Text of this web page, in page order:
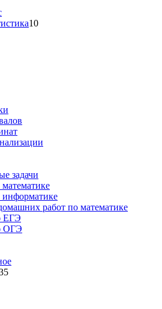
10
задачи
работ по математике
ЕГЭ
ОГЭ